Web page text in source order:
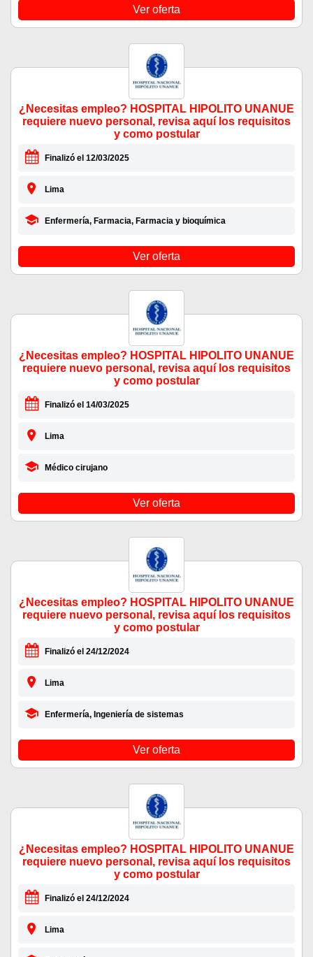
Ver oferta
¿Necesitas empleo? HOSPITAL HIPOLITO UNANUE
requiere nuevo personal, revisa aquí los requisitos
y como postular
Finalizó el 12/03/2025
Lima
Enfermería, Farmacia, Farmacia y bioquímica
Ver oferta
¿Necesitas empleo? HOSPITAL HIPOLITO UNANUE
requiere nuevo personal, revisa aquí los requisitos
y como postular
Finalizó el 14/03/2025
Lima
Médico cirujano
Ver oferta
¿Necesitas empleo? HOSPITAL HIPOLITO UNANUE
requiere nuevo personal, revisa aquí los requisitos
y como postular
Finalizó el 24/12/2024
Lima
Enfermería, Ingeniería de sistemas
Ver oferta
¿Necesitas empleo? HOSPITAL HIPOLITO UNANUE
requiere nuevo personal, revisa aquí los requisitos
y como postular
Finalizó el 24/12/2024
Lima